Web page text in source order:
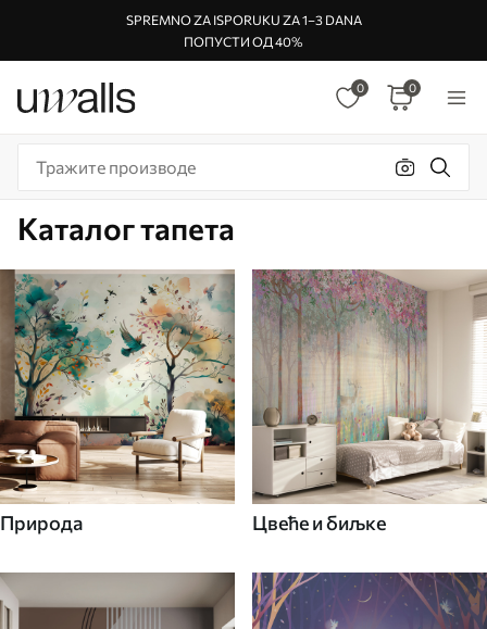
SPREMNO ZA ISPORUKU ZA 1–3 DANA
ПОПУСТИ ОД 40%
0 0
Каталог тапета
Природа Цвеће и биљке